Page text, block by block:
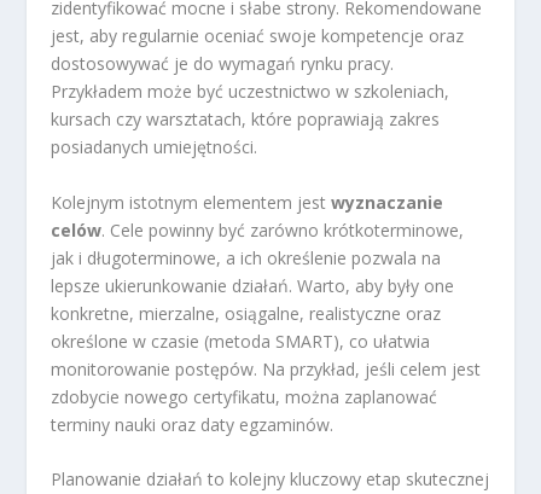
zidentyfikować mocne i słabe strony. Rekomendowane
jest, aby regularnie oceniać swoje kompetencje oraz
dostosowywać je do wymagań rynku pracy.
Przykładem może być uczestnictwo w szkoleniach,
kursach czy warsztatach, które poprawiają zakres
posiadanych umiejętności.
Kolejnym istotnym elementem jestwyznaczanie
celów. Cele powinny być zarówno krótkoterminowe,
jak i długoterminowe, a ich określenie pozwala na
lepsze ukierunkowanie działań. Warto, aby były one
konkretne, mierzalne, osiągalne, realistyczne oraz
określone w czasie (metoda SMART), co ułatwia
monitorowanie postępów. Na przykład, jeśli celem jest
zdobycie nowego certyfikatu, można zaplanować
terminy nauki oraz daty egzaminów.
Planowanie działań to kolejny kluczowy etap skutecznej